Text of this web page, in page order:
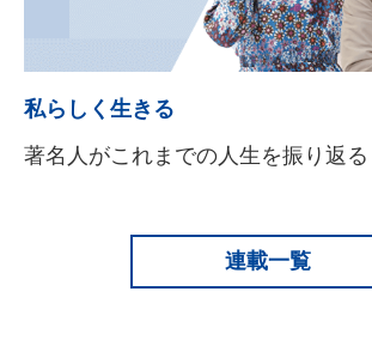
私らしく生きる
著名人がこれまでの人生を振り返る
連載一覧